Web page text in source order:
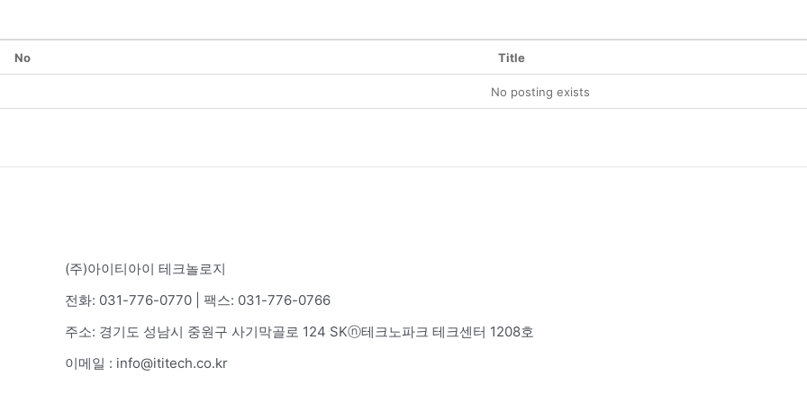
No Title
No posting exists
(주)아이티아이 테크놀로지
전화: 031-776-0770 | 팩스: 031-776-0766
주소: 경기도 성남시 중원구 사기막골로 124 SKⓝ테크노파크 테크센터 1208호
이메일 : info@ititech.co.kr